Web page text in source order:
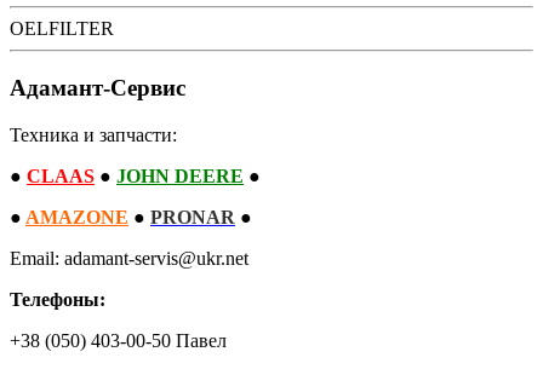
OELFILTER
Адамант-Сервис
Техника и запчасти:
● CLAAS ● JOHN DEERE ●
● AMAZONE ● PRONAR ●
Email: adamant-servis@ukr.net
Телефоны:
+38 (050) 403-00-50 Павел